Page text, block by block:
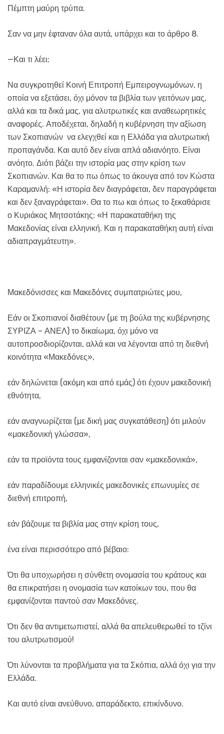
Πέμπτη μαύρη τρύπα.
Σαν να μην έφταναν όλα αυτά, υπάρχει και το άρθρο 8.
—Και τι λέει;
Να συγκροτηθεί Κοινή Επιτροπή Εμπειρογνωμόνων, η
οποία να εξετάσει, όχι μόνον τα βιβλία των γειτόνων μας,
αλλά και τα δικά μας, για αλυτρωτικές και αναθεωρητικές
αναφορές. Αποδέχεται, δηλαδή η κυβέρνηση την αξίωση
των Σκοπιανών να ελεγχθεί και η Ελλάδα για αλυτρωτική
προπαγάνδα. Και αυτό δεν είναι απλά αδιανόητο. Είναι
ανόητο. Διότι βάζει την ιστορία μας στην κρίση των
Σκοπιανών. Και θα το πω όπως το άκουγα από τον Κώστα
Καραμανλή: «Η ιστορία δεν διαγράφεται, δεν παραγράφεται
και δεν ξαναγράφεται». Θα το πω και όπως το ξεκαθάρισε
ο Κυριάκος Μητσοτάκης: «Η παρακαταθήκη της
Μακεδονίας είναι ελληνική. Και η παρακαταθήκη αυτή είναι
αδιαπραγμάτευτη».
Μακεδόνισσες και Μακεδόνες συμπατριώτες μου,
Εάν οι Σκοπιανοί διαθέτουν (με τη βούλα της κυβέρνησης
ΣΥΡΙΖΑ – ΑΝΕΛ) το δικαίωμα, όχι μόνο να
αυτοπροσδιορίζονται, αλλά και να λέγονται από τη διεθνή
κοινότητα «Μακεδόνες»,
εάν δηλώνεται (ακόμη και από εμάς) ότι έχουν μακεδονική
εθνότητα,
εάν αναγνωρίζεται (με δική μας συγκατάθεση) ότι μιλούν
«μακεδονική γλώσσα»,
εάν τα προϊόντα τους εμφανίζονται σαν «μακεδονικά»,
εάν παραδίδουμε ελληνικές μακεδονικές επωνυμίες σε
διεθνή επιτροπή,
εάν βάζουμε τα βιβλία μας στην κρίση τους,
ένα είναι περισσότερο από βέβαιο:
Ότι θα υποχωρήσει η σύνθετη ονομασία του κράτους και
θα επικρατήσει η ονομασία των κατοίκων του, που θα
εμφανίζονται παντού σαν Μακεδόνες.
Ότι δεν θα αντιμετωπιστεί, αλλά θα απελευθερωθεί το τζίνι
του αλυτρωτισμού!
Ότι λύνονται τα προβλήματα για τα Σκόπια, αλλά όχι για την
Ελλάδα.
Και αυτό είναι ανεύθυνο, απαράδεκτο, επικίνδυνο.